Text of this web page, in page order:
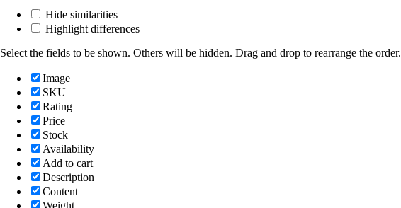
Hide similarities
Highlight differences
Select the fields to be shown. Others will be hidden. Drag and drop to rearrange the order.
Image
SKU
Rating
Price
Stock
Availability
Add to cart
Description
Content
Weight